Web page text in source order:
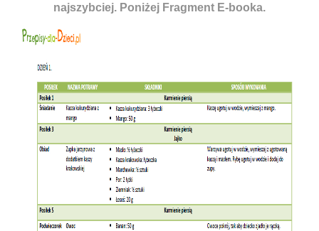
najszybciej. Poniżej Fragment E-booka.